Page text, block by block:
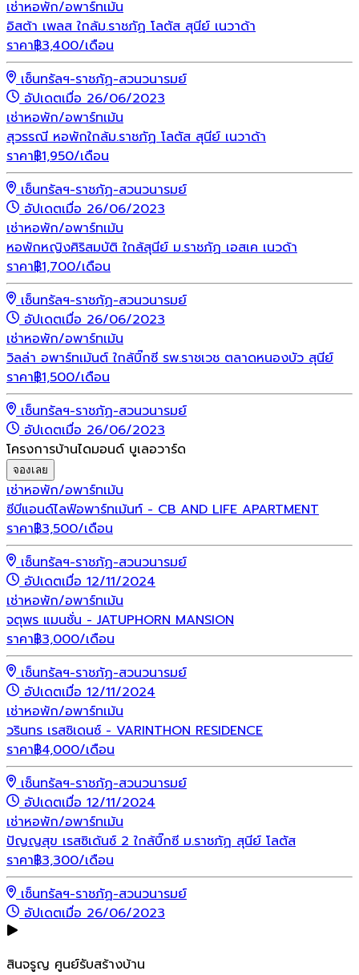
เช่าหอพัก/อพาร์ทเม้น
อิสต้า เพลส ใกล้ม.ราชภัฏ โลตัส สุนีย์ เนวาด้า
ราคา฿3,400/เดือน
เซ็นทรัลฯ-ราชภัฏ-สวนวนารมย์
อัปเดตเมื่อ 26/06/2023
เช่าหอพัก/อพาร์ทเม้น
สุวรรณี หอพักใกล้ม.ราชภัฏ โลตัส สุนีย์ เนวาด้า
ราคา฿1,950/เดือน
เซ็นทรัลฯ-ราชภัฏ-สวนวนารมย์
อัปเดตเมื่อ 26/06/2023
เช่าหอพัก/อพาร์ทเม้น
หอพักหญิงศิริสมบัติ ใกล้สุนีย์ ม.ราชภัฏ เอสเค เนวด้า
ราคา฿1,700/เดือน
เซ็นทรัลฯ-ราชภัฏ-สวนวนารมย์
อัปเดตเมื่อ 26/06/2023
เช่าหอพัก/อพาร์ทเม้น
วิลล่า อพาร์ทเม้นต์ ใกล้บิ๊กซี รพ.ราชเวช ตลาดหนองบัว สุนีย์
ราคา฿1,500/เดือน
เซ็นทรัลฯ-ราชภัฏ-สวนวนารมย์
อัปเดตเมื่อ 26/06/2023
โครงการบ้านไดมอนด์ บูเลอวาร์ด
จองเลย
เช่าหอพัก/อพาร์ทเม้น
ซีบีแอนด์ไลฟ์อพาร์ทเม้นท์ - CB AND LIFE APARTMENT
ราคา฿3,500/เดือน
เซ็นทรัลฯ-ราชภัฏ-สวนวนารมย์
อัปเดตเมื่อ 12/11/2024
เช่าหอพัก/อพาร์ทเม้น
จตุพร แมนชั่น - JATUPHORN MANSION
ราคา฿3,000/เดือน
เซ็นทรัลฯ-ราชภัฏ-สวนวนารมย์
อัปเดตเมื่อ 12/11/2024
เช่าหอพัก/อพาร์ทเม้น
วรินทร เรสซิเดนซ์ - VARINTHON RESIDENCE
ราคา฿4,000/เดือน
เซ็นทรัลฯ-ราชภัฏ-สวนวนารมย์
อัปเดตเมื่อ 12/11/2024
เช่าหอพัก/อพาร์ทเม้น
ปัญญสุข เรสซิเด้นซ์ 2 ใกล้บิ๊กซี ม.ราชภัฏ สุนีย์ โลตัส
ราคา฿3,300/เดือน
เซ็นทรัลฯ-ราชภัฏ-สวนวนารมย์
อัปเดตเมื่อ 26/06/2023
สินจรูญ ศูนย์รับสร้างบ้าน